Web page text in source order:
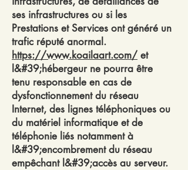
ses infrastructures ou si les
Prestations et Services ont généré un
trafic réputé anormal.
https://www.koailaart.com/ et
l&#39;hébergeur ne pourra être
tenu responsable en cas de
dysfonctionnement du réseau
Internet, des lignes téléphoniques ou
du matériel informatique et de
téléphonie liés notamment à
l&#39;encombrement du réseau
empêchant l&#39;accès au serveur.